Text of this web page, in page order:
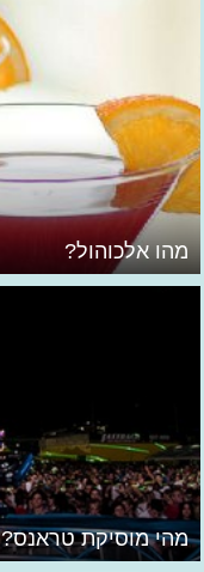
מהו אלכוהול?
מהי מוסיקת טראנס?